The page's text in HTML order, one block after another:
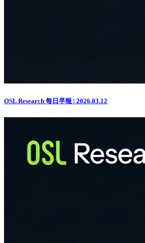
OSL Research 每日早報 | 2026.03.12